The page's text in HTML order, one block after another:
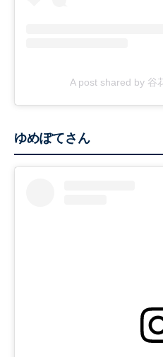
A post shared by 谷
ゆめぽてさん